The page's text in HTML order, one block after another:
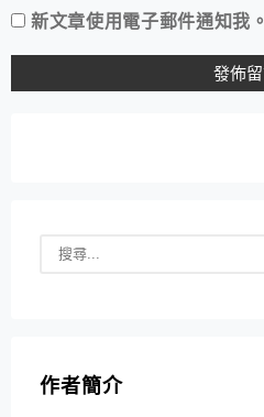
新文章使用電子郵件通知我。
作者簡介